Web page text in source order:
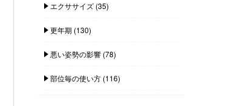
エクササイズ(35)
更年期 (130)
悪い姿勢の影響(78)
部位毎の使い方(116)